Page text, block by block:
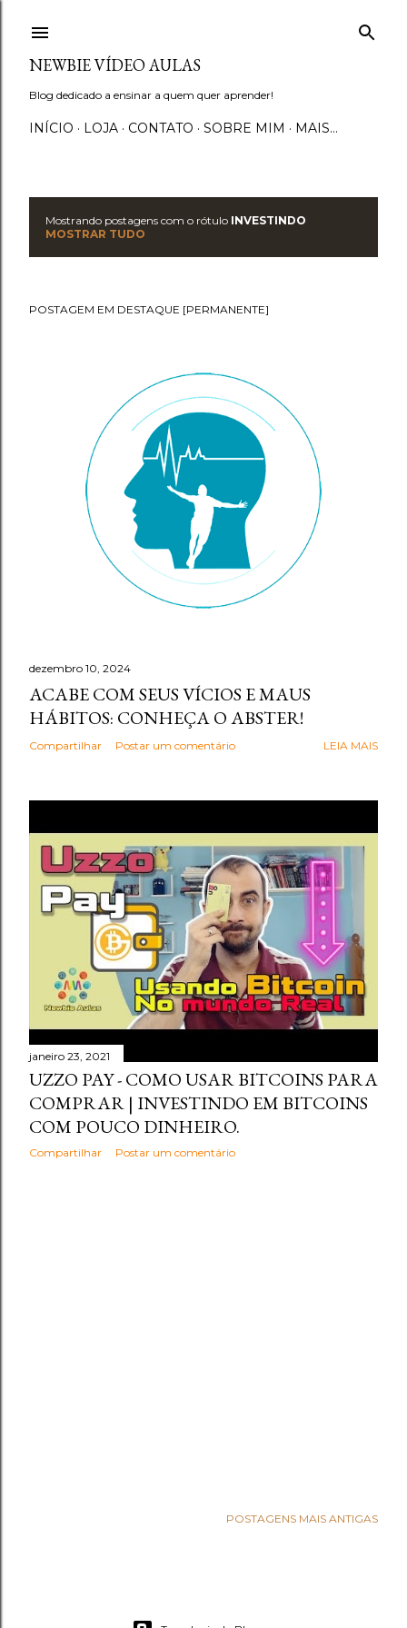
NEWBIE VÍDEO AULAS
Blog dedicado a ensinar a quem quer aprender!
INÍCIO LOJA CONTATO SOBRE MIM MAIS…
s
Mostrando postagens com o rótulo INVESTINDO
MOSTRAR TUDO
POSTAGEM EM DESTAQUE [PERMANENTE]
dezembro 10, 2024
ACABE COM SEUS VÍCIOS E MAUS
HÁBITOS: CONHEÇA O ABSTER!
Compartilhar Postar um comentário LEIA MAIS
janeiro 23, 2021
UZZO PAY - COMO USAR BITCOINS PARA
COMPRAR | INVESTINDO EM BITCOINS
COM POUCO DINHEIRO.
Compartilhar Postar um comentário
POSTAGENS MAIS ANTIGAS